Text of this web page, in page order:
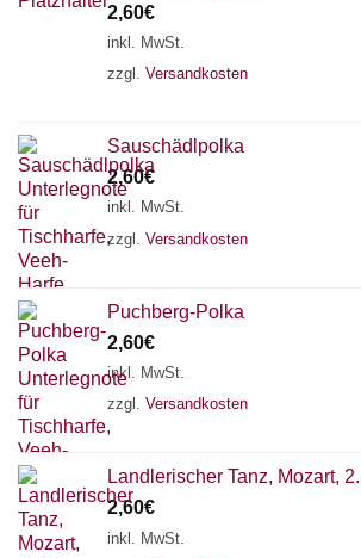
2,60€
inkl. MwSt.
zzgl. Versandkosten
Sauschädlpolka
2,60€
inkl. MwSt.
zzgl. Versandkosten
Puchberg-Polka
2,60€
inkl. MwSt.
zzgl. Versandkosten
Landlerischer Tanz, Mozart, 2.
2,60€
inkl. MwSt.